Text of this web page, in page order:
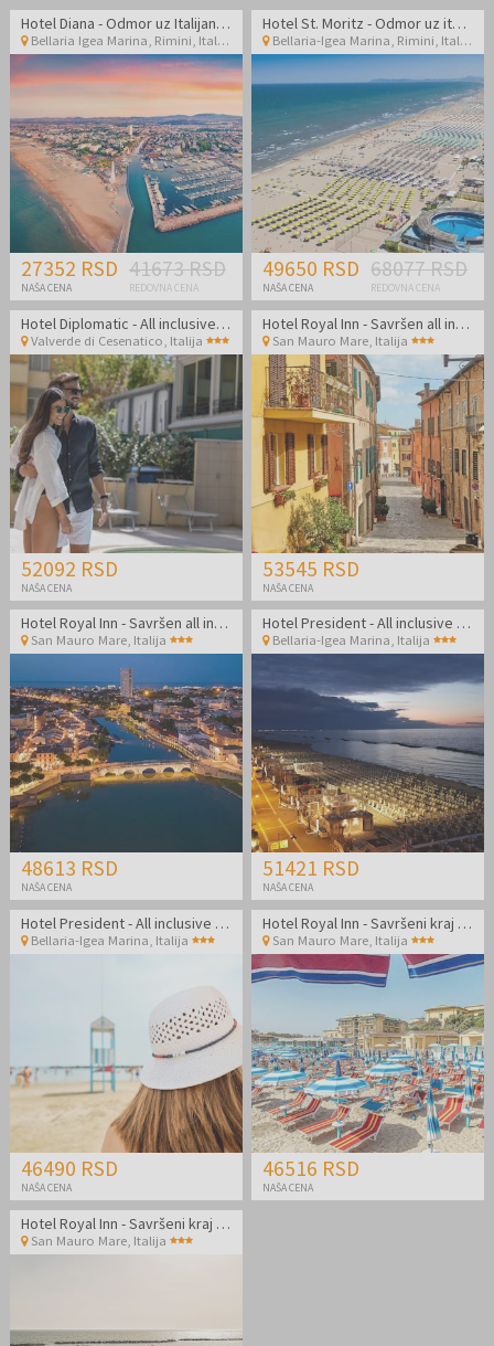
Hotel Diana - Odmor uz Italijansku obalu
Bellaria Igea Marina, Rimini Italija
27352 RSD
NAŠA CENA
41673 RSD
REDOVNA CENA
Hotel St. Moritz - Odmor uz italijansku obalu
Bellaria-Igea Marina, Rimini Italija
49650 RSD
NAŠA CENA
68077 RSD
REDOVNA CENA
Hotel Diplomatic - All inclusive kraj leta u Cesenaticu
Valverde di Cesenatico Italija
52092 RSD
NAŠA CENA
Hotel Royal Inn - Savršen all inclusive light kraj leta odmah pored plaže
San Mauro Mare Italija
53545 RSD
NAŠA CENA
Hotel Royal Inn - Savršen all inclusive light kraj leta odmah pored plaže
San Mauro Mare, Italija
48613 RSD
NAŠA CENA
Hotel President - All inclusive light odmor uz plažu
Bellaria-Igea Marina, Italija
51421 RSD
NAŠA CENA
Hotel President - All inclusive light odmor odmah pored plaže
Bellaria-Igea Marina, Italija
46490 RSD
NAŠA CENA
Hotel Royal Inn - Savršeni kraj leta odmah pored plaže u Italiji
San Mauro Mare, Italija
46516 RSD
NAŠA CENA
Hotel Royal Inn - Savršeni kraj leta odmah pored plaže u Italiji
San Mauro Mare, Italija